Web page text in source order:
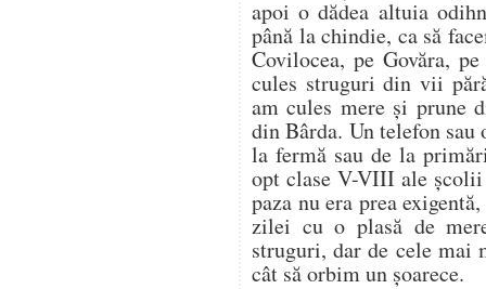
apoi o dădea altuia
până la chindie, ca să
Covilocea, pe Govăra,
cules struguri din vii
am cules mere și prune
din Bârda. Un telefon sau
la fermă sau de la
opt clase V-VIII ale școlii
paza nu era prea
zilei cu o plasă de
struguri, dar de cele mai
cât să orbim un șoarece.